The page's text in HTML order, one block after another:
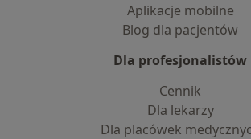
Aplikacje mobilne
Blog dla pacjentów
Dla profesjonalistów
Cennik
Dla lekarzy
Dla placówek